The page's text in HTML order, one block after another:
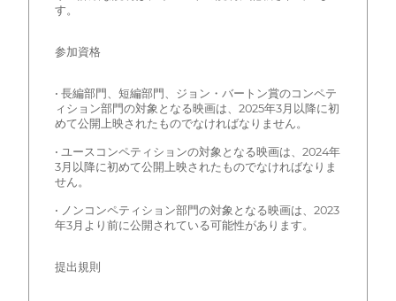
す。
参加資格
• 長編部門、短編部門、ジョン・バートン賞のコンペテ
ィション部門の対象となる映画は、2025年3月以降に初
めて公開上映されたものでなければなりません。
• ユースコンペティションの対象となる映画は、2024年
3月以降に初めて公開上映されたものでなければなりま
せん。
• ノンコンペティション部門の対象となる映画は、2023
年3月より前に公開されている可能性があります。
提出規則